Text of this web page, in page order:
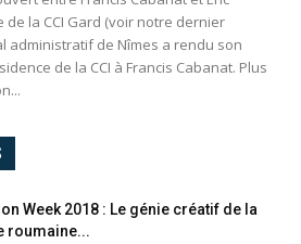
la CCI Gard (voir notre dernier
administratif de Nîmes a rendu son
de la CCI à Francis Cabanat. Plus
Week 2018 : Le génie créatif de la
roumaine...